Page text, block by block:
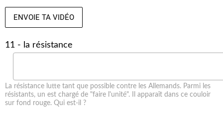
ENVOIE TA VIDÉO
11 - la résistance
La résistance lutte tant que possible contre les Allemands. Parmi les
résistants, un est chargé de "faire l'unité". Il apparaît dans ce couloir
sur fond rouge. Qui est-il ?